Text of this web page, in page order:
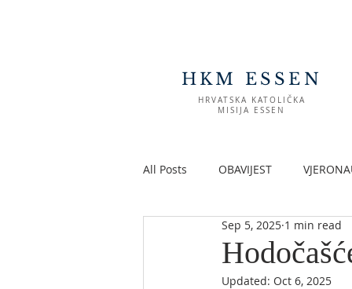
HKM ESSEN
HRVATSKA KATOLIČKA
MISIJA ESSEN
All Posts OBAVIJEST
Sep 5, 2025 1 min read
Updated: Oct 6, 2025